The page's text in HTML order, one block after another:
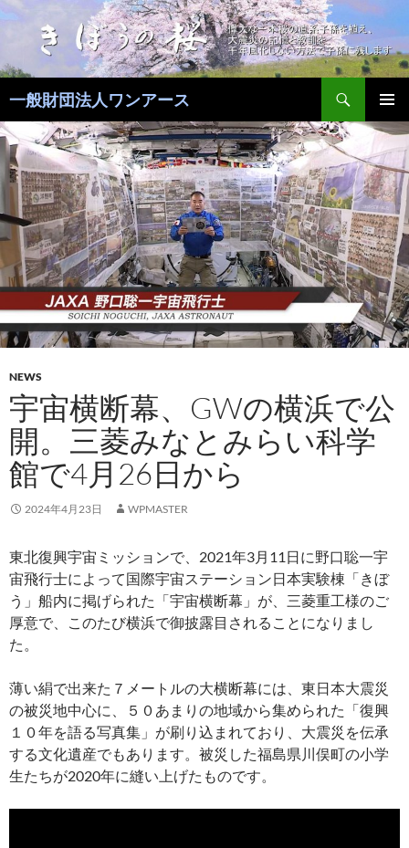
コ
ン
ツ
へ
ス
キ
ッ
プ
一般財団法人ワンアース
メインメ
NEWS
宇宙横断幕、GWの横浜で公
開。三菱みなとみらい科学
館で4月26日から
2024年4月23日 WPMASTER
東北復興宇宙ミッションで、2021年3月11日に野口聡一宇
宙飛行士によって国際宇宙ステーション日本実験棟「きぼ
う」船内に掲げられた「宇宙横断幕」が、三菱重工様のご
厚意で、このたび横浜で御披露目されることになりまし
た。
薄い絹で出来た７メートルの大横断幕には、東日本大震災
の被災地中心に、５０あまりの地域から集められた「復興
１０年を語る写真集」が刷り込まれており、大震災を伝承
する文化遺産でもあります。被災した福島県川俣町の小学
生たちが2020年に縫い上げたものです。